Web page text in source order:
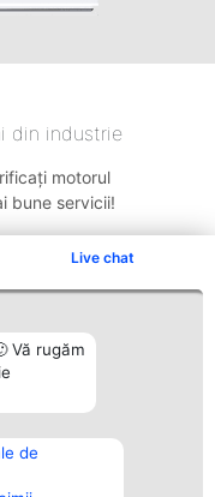
Live chat
Vă rugăm
de
din industrie
motorul
bune servicii!
Contact